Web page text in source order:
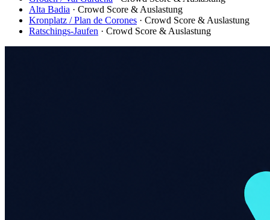
Alta Badia · Crowd Score & Auslastung
Kronplatz / Plan de Corones · Crowd Score & Auslastung
Ratschings-Jaufen · Crowd Score & Auslastung